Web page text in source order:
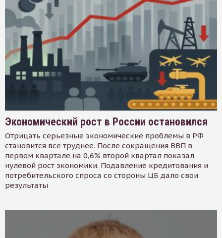
Экономический рост в России остановился
Отрицать серьезные экономические проблемы в РФ
становится все труднее. После сокращения ВВП в
первом квартале на 0,6% второй квартал показал
нулевой рост экономики. Подавление кредитования и
потребительского спроса со стороны ЦБ дало свои
результаты